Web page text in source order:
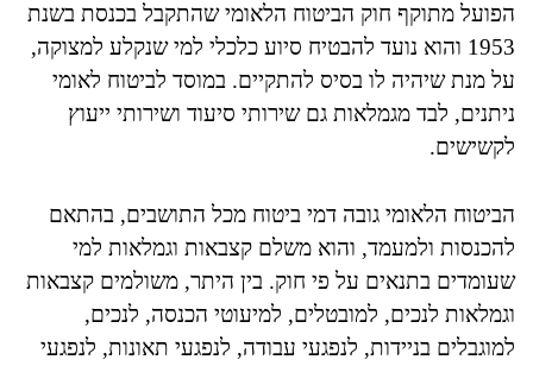
הפועל מתוקף חוק הביטוח הלאומי שהתקבל בכנסת בשנת
1953 והוא נועד להבטיח סיוע כלכלי למי שנקלע למצוקה,
על מנת שיהיה לו בסיס להתקיים. במוסד לביטוח לאומי
ניתנים, לבד מגמלאות גם שירותי סיעוד ושירותי ייעוץ
לקשישים.
הביטוח הלאומי גובה דמי ביטוח מכל התושבים, בהתאם
להכנסות ולמעמד, והוא משלם קצבאות וגמלאות למי
שעומדים בתנאים על פי חוק. בין היתר, משולמים קצבאות
וגמלאות לנכים, למובטלים, למיעוטי הכנסה, לנכים,
למוגבלים בניידות, לנפגעי עבודה, לנפגעי תאונות, לנפגעי